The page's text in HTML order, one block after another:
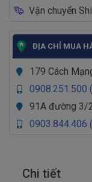
Vận chuyển
ĐỊA CHỈ MUA
179 Cách
0908.251.500
91A đường 3/
0903.844.406
Chi tiết